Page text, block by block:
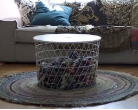
La Décoration Selon Votre Signe
Les Trouvailles Déco Du Jour
Maison Appartement Écologique
Maison Container/container House
Maison Et Appartement Vintage
Petite Surface
Piscine
Revue De Week End
Tiny